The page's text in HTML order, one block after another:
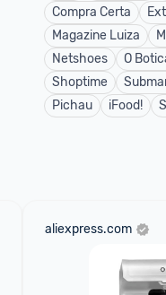
Compra Certa
Magazine Luiza
Netshoes
O
Shoptime
Pichau
iFood!
aliexpress.com